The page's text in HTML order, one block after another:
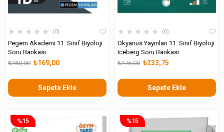
★ ★ ★ ★ ★ 0
Pegem Akademi 11. Sınıf Biyoloji
Soru Bankası
₺169,00
₺260,00
Sepete Ekle
★ ★ ★ ★ ★ 0
Okyanus Yayınları 11. Sınıf Biyoloji
Iceberg Soru Bankası
₺233,75
₺275,00
Sepete Ekle
%15 %15